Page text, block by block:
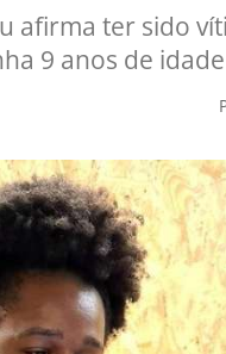
afirma ter sido
9 anos de idade